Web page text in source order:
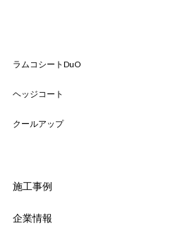
ラムコシートDuO
ヘッジコート
クールアップ
施工事例
企業情報